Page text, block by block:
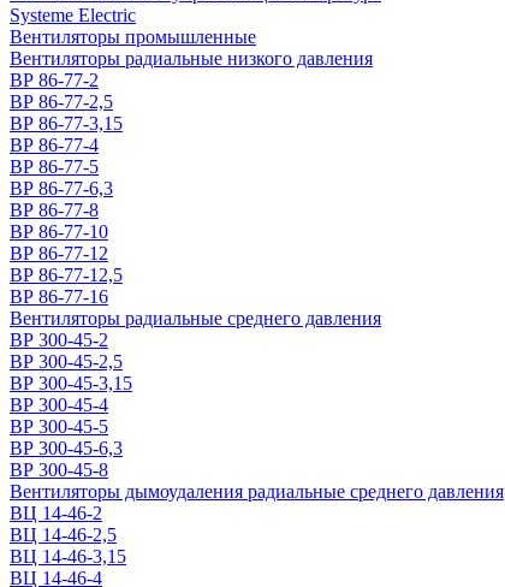
Systeme Electric
Вентиляторы промышленные
Вентиляторы радиальные низкого давления
ВР 86-77-2
ВР 86-77-2,5
ВР 86-77-3,15
ВР 86-77-4
ВР 86-77-5
ВР 86-77-6,3
ВР 86-77-8
ВР 86-77-10
ВР 86-77-12
ВР 86-77-12,5
ВР 86-77-16
Вентиляторы радиальные среднего давления
ВР 300-45-2
ВР 300-45-2,5
ВР 300-45-3,15
ВР 300-45-4
ВР 300-45-5
ВР 300-45-6,3
ВР 300-45-8
Вентиляторы дымоудаления радиальные среднего давления
ВЦ 14-46-2
ВЦ 14-46-2,5
ВЦ 14-46-3,15
ВЦ 14-46-4